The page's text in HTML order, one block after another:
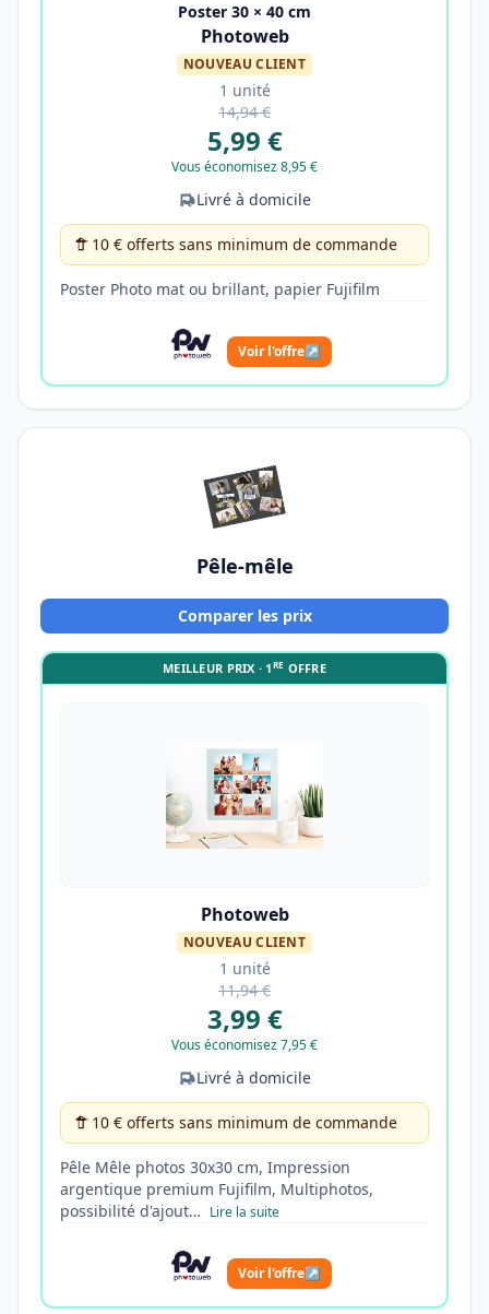
Poster 30 × 40 cm
Photoweb
NOUVEAU CLIENT
1 unité
14,94 €
5,99 €
Vous économisez 8,95 €
Livré à domicile
10 € offerts sans minimum de commande
Poster Photo mat ou brillant, papier Fujifilm
Voir l'offre↗
Pêle-mêle
Comparer les prix
MEILLEUR PRIX · 1RE OFFRE
Photoweb
NOUVEAU CLIENT
1 unité
11,94 €
3,99 €
Vous économisez 7,95 €
Livré à domicile
10 € offerts sans minimum de commande
Pêle Mêle photos 30x30 cm, Impression
argentique premium Fujifilm, Multiphotos,
possibilité d'ajout… Lire la suite
Voir l'offre↗